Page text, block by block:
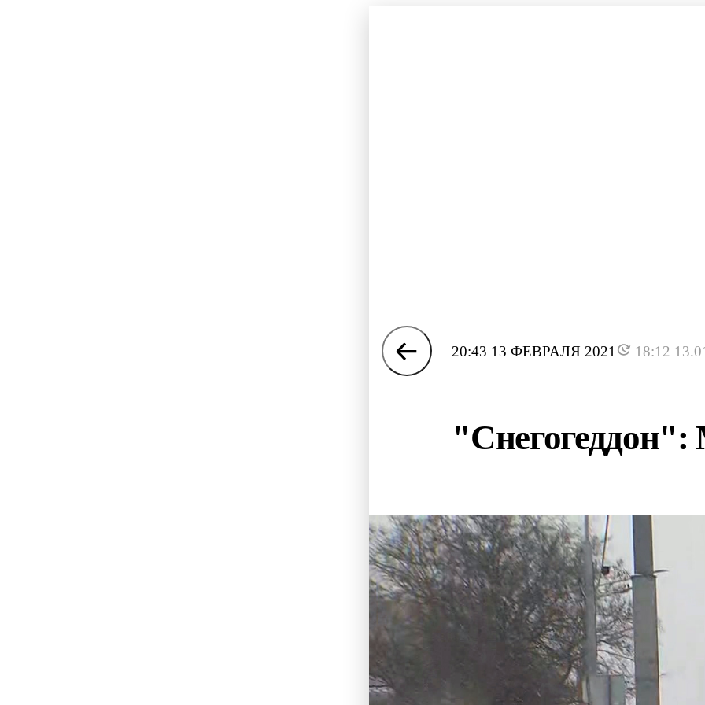
20:43 13 ФЕВРАЛЯ 2021 18:12
"Снегогеддон":